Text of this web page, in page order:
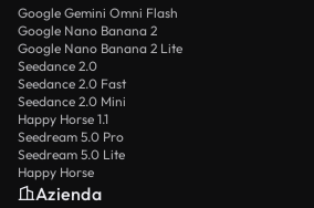
Google Gemini Omni Flash
Google Nano Banana 2
Google Nano Banana 2 Lite
Seedance 2.0
Seedance 2.0 Fast
Seedance 2.0 Mini
Happy Horse 1.1
Seedream 5.0 Pro
Seedream 5.0 Lite
Happy Horse
Azienda